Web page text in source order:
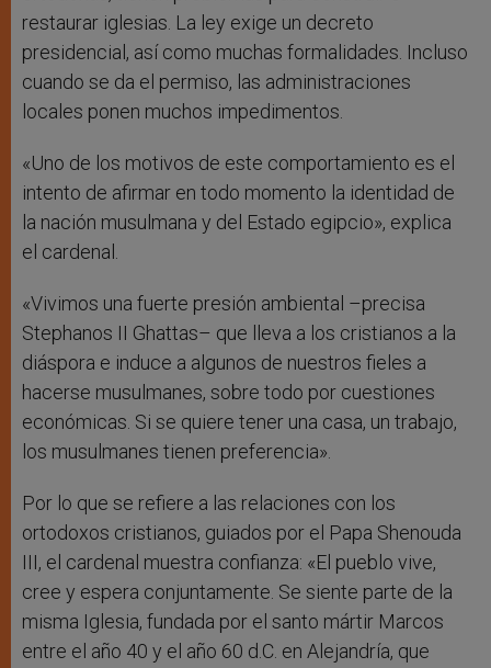
restaurar iglesias. La ley exige un decreto
presidencial, así como muchas formalidades. Incluso
cuando se da el permiso, las administraciones
locales ponen muchos impedimentos.
«Uno de los motivos de este comportamiento es el
intento de afirmar en todo momento la identidad de
la nación musulmana y del Estado egipcio», explica
el cardenal.
«Vivimos una fuerte presión ambiental –precisa
Stephanos II Ghattas– que lleva a los cristianos a la
diáspora e induce a algunos de nuestros fieles a
hacerse musulmanes, sobre todo por cuestiones
económicas. Si se quiere tener una casa, un trabajo,
los musulmanes tienen preferencia».
Por lo que se refiere a las relaciones con los
ortodoxos cristianos, guiados por el Papa Shenouda
III, el cardenal muestra confianza: «El pueblo vive,
cree y espera conjuntamente. Se siente parte de la
misma Iglesia, fundada por el santo mártir Marcos
entre el año 40 y el año 60 d.C. en Alejandría, que